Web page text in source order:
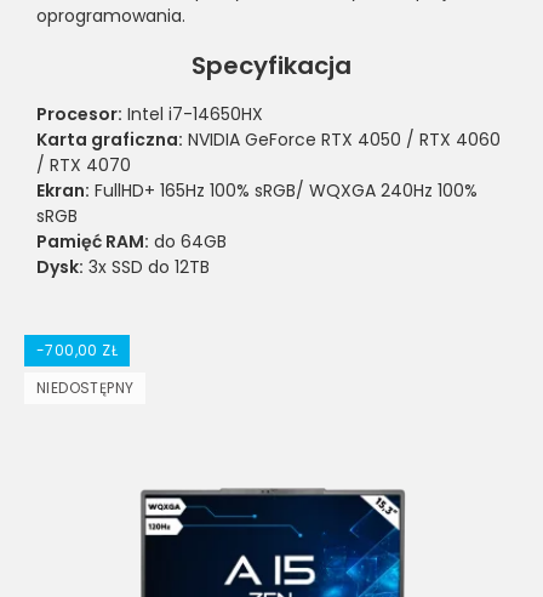
oprogramowania.
Specyfikacja
Procesor: Intel i7-14650HX
Karta graficzna: NVIDIA GeForce RTX 4050 / RTX 4060
/ RTX 4070
Ekran: FullHD+ 165Hz 100% sRGB/ WQXGA 240Hz 100%
sRGB
Pamięć RAM: do 64GB
Dysk: 3x SSD do 12TB
-700,00 ZŁ
NIEDOSTĘPNY